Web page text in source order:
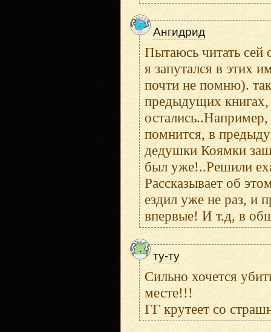
Ангидрид
Пытаюсь читать сей
я запутался в этих
почти не помню).
предыдущих книгах,
помнится, в
дедушки Коямки
был уже!..Решили
Рассказывает об
ездил уже не раз, и
впервые! И т.д, в
ту-ту
Сильно хочется
месте!!!
ГГ крутеет со